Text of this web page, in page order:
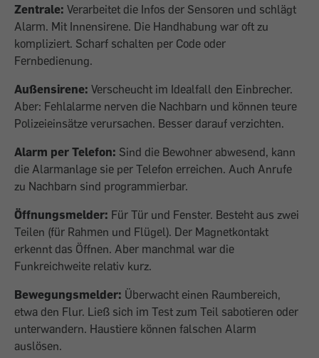
Zentrale: Verarbeitet die Infos der Sensoren und schlägt
Alarm. Mit Innensirene. Die Handhabung war oft zu
kompliziert. Scharf schalten per Code oder
Fernbedienung.
Außensirene: Verscheucht im Idealfall den Einbrecher.
Aber: Fehlalarme nerven die Nachbarn und können teure
Polizeieinsätze verursachen. Besser darauf verzichten.
Alarm per Telefon: Sind die Bewohner abwesend, kann
die Alarmanlage sie per Telefon erreichen. Auch Anrufe
zu Nachbarn sind programmierbar.
Öffnungsmelder: Für Tür und Fenster. Besteht aus zwei
Teilen (für Rahmen und Flügel). Der Magnetkontakt
erkennt das Öffnen. Aber manchmal war die
Funkreichweite relativ kurz.
Bewegungsmelder: Überwacht einen Raum­bereich,
etwa den Flur. Ließ sich im Test zum Teil sabotieren oder
unter­wandern. Haustiere können falschen Alarm
auslösen.